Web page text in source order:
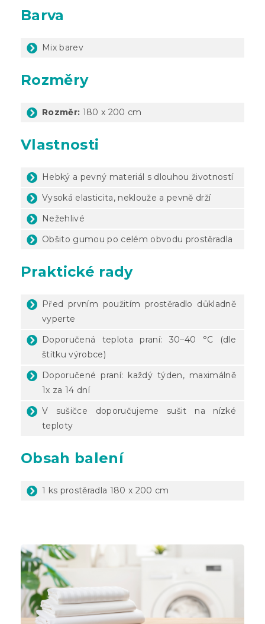
Barva
Mix barev
Rozměry
Rozměr: 180 x 200 cm
Vlastnosti
Hebký a pevný materiál s dlouhou životností
Vysoká elasticita, neklouže a pevně drží
Nežehlivé
Obšito gumou po celém obvodu prostěradla
Praktické rady
Před prvním použitím prostěradlo důkladně
vyperte
Doporučená teplota praní: 30–40 °C (dle
štítku výrobce)
Doporučené praní: každý týden, maximálně
1x za 14 dní
V sušičce doporučujeme sušit na nízké
teploty
Obsah balení
1 ks prostěradla 180 x 200 cm